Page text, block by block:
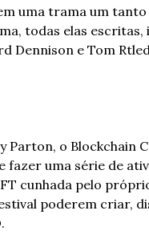
uma trama um
todas elas
Dennison e Tom
Parton, o Blockchain
fazer uma série de
cunhada pelo
poderem criar,